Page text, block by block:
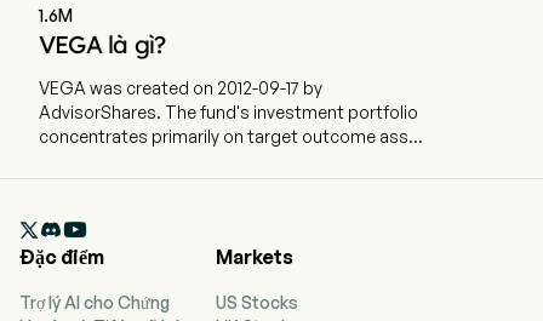
1.6M
VEGA là gì?
VEGA was created on 2012-09-17 by
AdvisorShares. The fund's investment portfolio
concentrates primarily on target outcome asset
Long puts are used to hedge downside risk.

Đặc điểm
Trợ lý AI cho Chứng
Markets
US Stocks